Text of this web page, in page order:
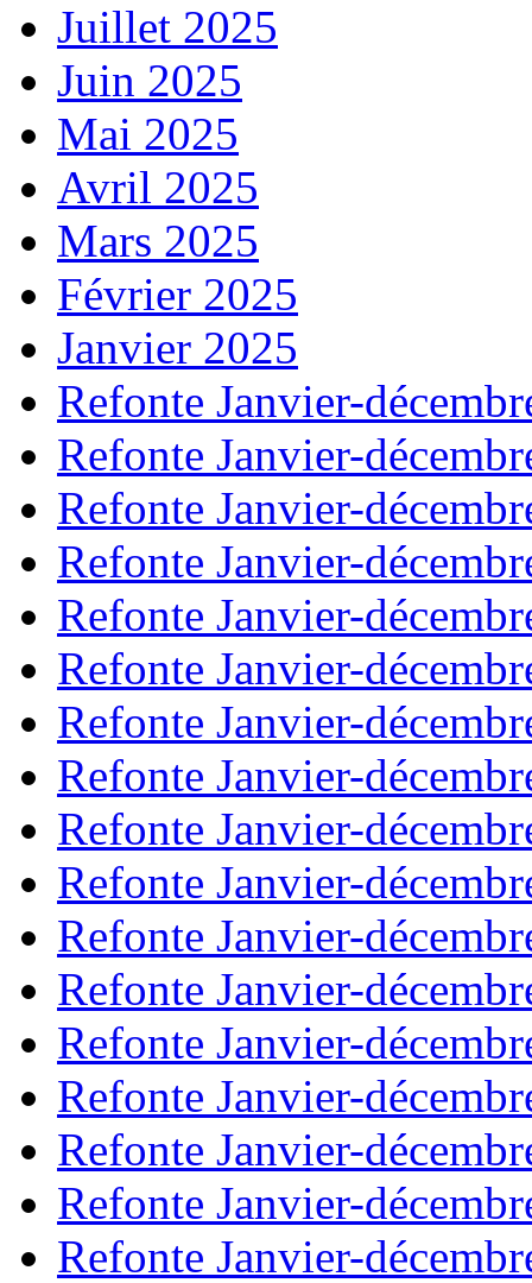
Juillet 2025
Juin 2025
Mai 2025
Avril 2025
Mars 2025
Février 2025
Janvier 2025
Refonte Janvier-
Refonte Janvier-
Refonte Janvier-
Refonte Janvier-
Refonte Janvier-
Refonte Janvier-
Refonte Janvier-
Refonte Janvier-
Refonte Janvier-
Refonte Janvier-
Refonte Janvier-
Refonte Janvier-
Refonte Janvier-
Refonte Janvier-
Refonte Janvier-
Refonte Janvier-
Refonte Janvier-